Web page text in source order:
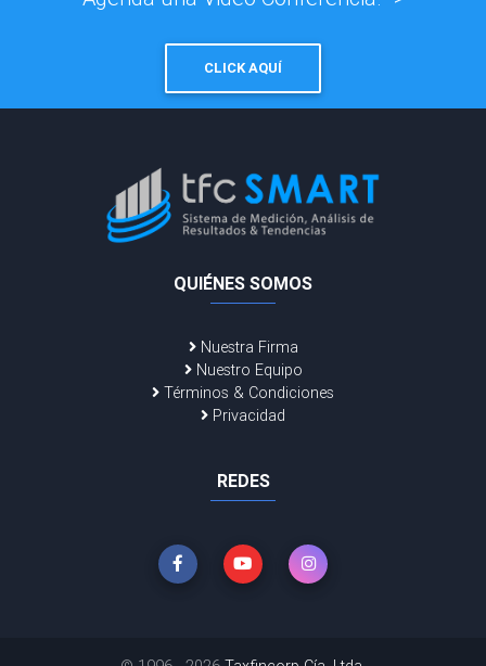
CLICK AQUÍ
QUIÉNES SOMOS
Nuestra Firma
Nuestro Equipo
Términos & Condiciones
Privacidad
REDES